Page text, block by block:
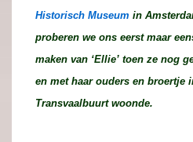
Historisch Museum in
proberen we ons eerst maar
maken van ‘Ellie’ toen ze nog
en met haar ouders en broertje
Transvaalbuurt woonde.